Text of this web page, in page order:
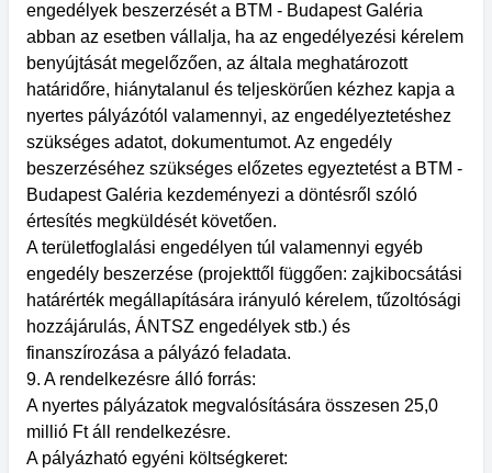
engedélyek beszerzését a BTM - Budapest Galéria
abban az esetben vállalja, ha az engedélyezési kérelem
benyújtását megelőzően, az általa meghatározott
határidőre, hiánytalanul és teljeskörűen kézhez kapja a
nyertes pályázótól valamennyi, az engedélyeztetéshez
szükséges adatot, dokumentumot. Az engedély
beszerzéséhez szükséges előzetes egyeztetést a BTM -
Budapest Galéria kezdeményezi a döntésről szóló
értesítés megküldését követően.
A területfoglalási engedélyen túl valamennyi egyéb
engedély beszerzése (projekttől függően: zajkibocsátási
határérték megállapítására irányuló kérelem, tűzoltósági
hozzájárulás, ÁNTSZ engedélyek stb.) és
finanszírozása a pályázó feladata.
9. A rendelkezésre álló forrás:
A nyertes pályázatok megvalósítására összesen 25,0
millió Ft áll rendelkezésre.
A pályázható egyéni költségkeret: